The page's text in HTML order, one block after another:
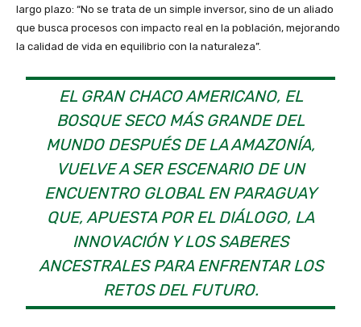
largo plazo: “No se trata de un simple inversor, sino de un aliado
que busca procesos con impacto real en la población, mejorando
la calidad de vida en equilibrio con la naturaleza”.
EL GRAN CHACO AMERICANO, EL
BOSQUE SECO MÁS GRANDE DEL
MUNDO DESPUÉS DE LA AMAZONÍA,
VUELVE A SER ESCENARIO DE UN
ENCUENTRO GLOBAL EN PARAGUAY
QUE, APUESTA POR EL DIÁLOGO, LA
INNOVACIÓN Y LOS SABERES
ANCESTRALES PARA ENFRENTAR LOS
RETOS DEL FUTURO.